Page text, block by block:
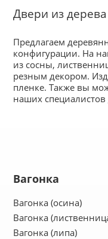
Цены
Доставка и
Для покупателей
Двери из дерева
Предлагаем
конфигурации. На
из сосны,
резным декором.
пленке. Также вы
наших
Вагонка
Вагонка (осина)
Вагонка
Вагонка (липа)